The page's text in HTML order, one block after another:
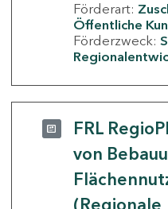
Förderart:
Öffentliche
Förderzweck:
FRL
von